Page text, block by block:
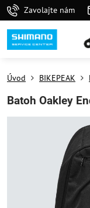
Zavolajte nám
Úvod BIKEPEAK
Batoh Oakley